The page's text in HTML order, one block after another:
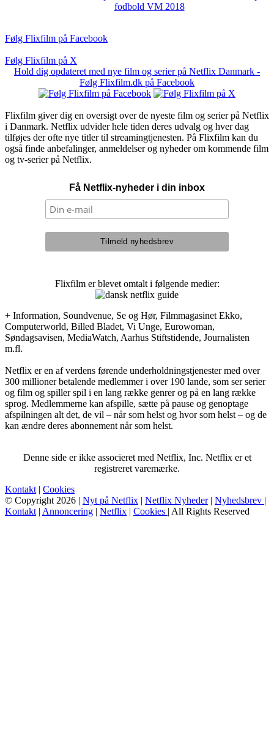
fodbold VM 2018
Følg Flixfilm på Facebook
Følg Flixfilm på X
Hold dig opdateret med nye film og serier på Netflix Danmark -
Følg Flixfilm.dk på Facebook
Flixfilm giver dig en oversigt over de nyeste film og serier på Netflix
i Danmark. Netflix udvider hele tiden deres udvalg og hver dag
tilføjes der ofte nye titler til streamingtjenesten. På Flixfilm kan du
også finde anbefalinger, anmeldelser og nyheder om kommende film
og tv-serier på Netflix.
Få Netflix-nyheder i din inbox
Flixfilm er blevet omtalt i følgende medier:
+ Information, Soundvenue, Se og Hør, Filmmagasinet Ekko,
Computerworld, Billed Bladet, Vi Unge, Eurowoman,
Søndagsavisen, MediaWatch, Aarhus Stiftstidende, Journalisten
m.fl.
Netflix er en af verdens førende underholdningstjenester med over
300 millioner betalende medlemmer i over 190 lande, som ser serier
og film og spiller spil i en lang række genrer og på en lang række
sprog. Medlemmerne kan afspille, sætte på pause og genoptage
afspilningen alt det, de vil – når som helst og hvor som helst – og de
kan ændre deres abonnement når som helst.
Denne side er ikke associeret med Netflix, Inc. Netflix er et
registreret varemærke.
Kontakt | Cookies
© Copyright 2026 | Nyt på Netflix | Netflix Nyheder| Nyhedsbrev |
Kontakt | Annoncering | Netflix | Cookies | All Rights Reserved